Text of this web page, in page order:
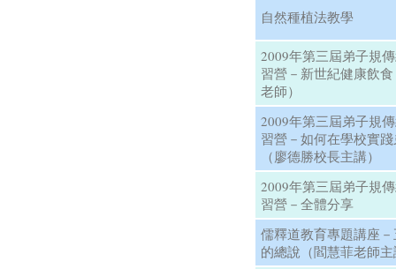
自然種植法教學
2009年第三屆弟子規
習營－新世紀健康飲
老師）
2009年第三屆弟子規
習營－如何在學校實
（廖德勝校長主講）
2009年第三屆弟子規
習營－全體分享
儒釋道教育專題講座
的總說（閻慧菲老師